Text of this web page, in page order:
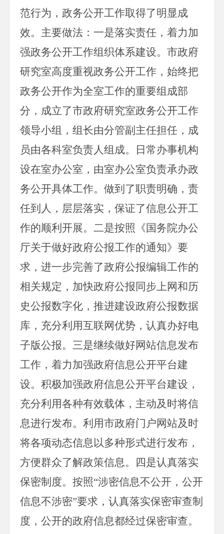
范行为，政务公开工作取得了明显成
效。主要做法：一是落实责任，着力加
强政务公开工作组织体系建设。市政府
研究室高度重视政务公开工作，始终把
政务公开作为全室工作的重要组成部
分，成立了市政府研究室政务公开工作
领导小组，组长由分管副主任担任，成
员由各科室负责人组成。日常办事机构
设在室办公室，由室办公室负责承办政
务公开具体工作。做到了职责明确，责
任到人，层层落实，保证了信息公开工
作的顺利开展。 二是按照《国务院办公
厅关于做好政府公报工作的通知》要
求，进一步完善了政府公报编辑工作的
相关规定，加快政府公报同步上网和历
史公报数字化，推进建设政府公报数据
库，充分利用互联网优势，认真办好电
子版公报。 三是继续做好网站信息发布
工作，着力加强政府信息公开平台建
设。积极加强政府信息公开平台建设，
充分利用各种有效载体，主动及时将信
息进行发布。利用市政府门户网站及时
将各项动态信息以多种形式进行发布，
方便群众了解政策信息。四是认真落实
保密制度。按照“涉密信息不公开，公开
信息不涉密”要求，认真落实保密审查制
度，公开的政府信息都经过保密审查。